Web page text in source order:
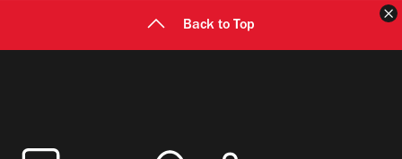
Back to Top